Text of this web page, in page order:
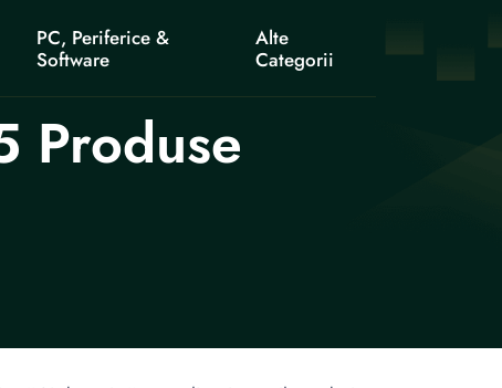
PC, Periferice &
Software
Alte
Categorii
Produse